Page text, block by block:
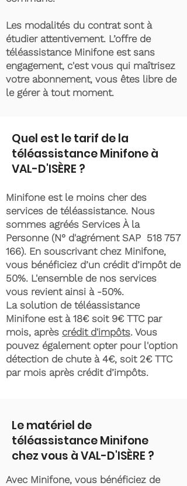
Les modalités du contrat sont à
étudier attentivement. L’offre de
téléassistance Minifone est sans
engagement, c'est vous qui maîtrisez
votre abonnement, vous êtes libre de
le gérer à tout moment.
Quel est le tarif de la
téléassistance Minifone à
VAL-D'ISÈRE ?
Minifone est le moins cher des
services de téléassistance. Nous
sommes agréés Services À la
Personne (N° d'agrément SAP 518 757
166). En souscrivant chez Minifone,
vous bénéficiez d’un crédit d’impôt de
50%. L'ensemble de nos services
vous revient ainsi à -50%.
La solution de téléassistance
Minifone est à 18€ soit 9€ TTC par
mois, après crédit d'impôts. Vous
pouvez également opter pour l'option
détection de chute à 4€, soit 2€ TTC
par mois après crédit d’impôts.
Le matériel de
téléassistance Minifone
chez vous à VAL-D'ISÈRE ?
Avec Minifone, vous bénéficiez de